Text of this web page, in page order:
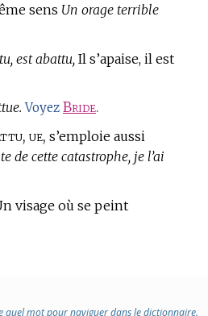
sens Un orage terrible
est abattu, Il s’apaise, il est
Voyez Bride.
ue, s’emploie aussi
de cette catastrophe, je l’ai
visage où se peint
quel mot pour naviguer dans le dictionnaire.